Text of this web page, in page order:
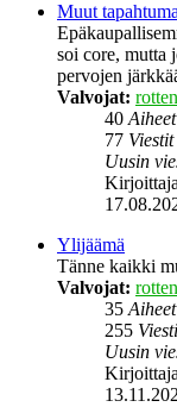
Muut
soi core, mutta
pervojen
Valvojat:
40Aiheet
77 Viestit
Uusin
Ylijäämä
Tänne kaikki
Valvojat:
35Aiheet
255
Uusin